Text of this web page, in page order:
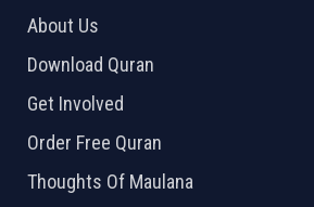
About Us
Download Quran
Get Involved
Order Free Quran
Thoughts Of Maulana